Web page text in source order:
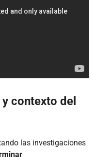
contexto del
las investigaciones